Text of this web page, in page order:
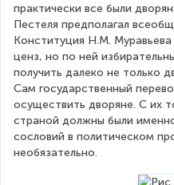
практически все были
Пестеля предполагал
Конституция Н.М.
ценз, но по ней
получить далеко не только
Сам государственный
осуществить дворяне. С их
страной должны были
сословий в политическом
необязательно.